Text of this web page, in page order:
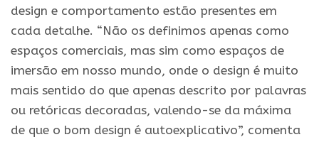
design e comportamento estão presentes em
cada detalhe. “Não os definimos apenas como
espaços comerciais, mas sim como espaços de
imersão em nosso mundo, onde o design é muito
mais sentido do que apenas descrito por palavras
ou retóricas decoradas, valendo-se da máxima
de que o bom design é autoexplicativo”, comenta